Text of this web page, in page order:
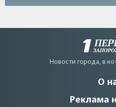
Новости города, в
О
Реклама